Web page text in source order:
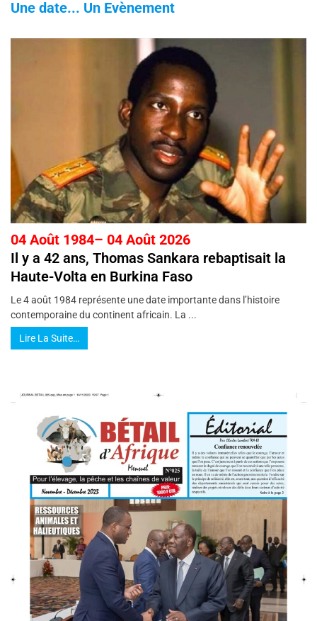
Une date... Un Evènement
04 Août 1984– 04 Août 2026
Il y a 42 ans, Thomas Sankara rebaptisait la
Haute-Volta en Burkina Faso
Le 4 août 1984 représente une date importante dans l’histoire
contemporaine du continent africain. La ...
Lire La Suite…